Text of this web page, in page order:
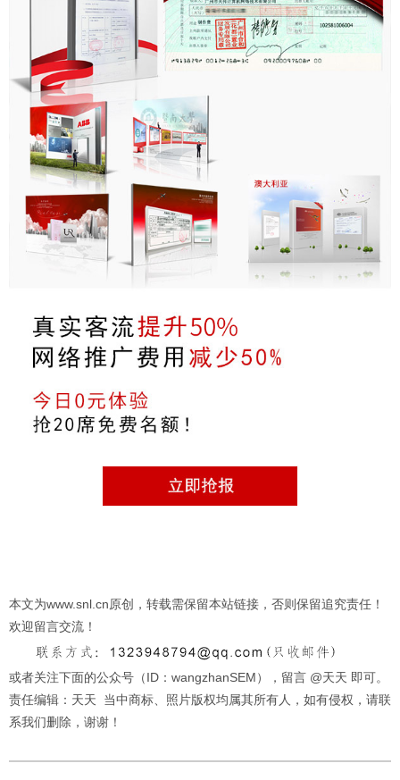
本文为www.snl.cn原创，转载需保留本站链接，否则保留追究责任！
欢迎留言交流！
或者关注下面的公众号（ID：wangzhanSEM），留言 @天天 即可。
责任编辑：天天 当中商标、照片版权均属其所有人，如有侵权，请联
系我们删除，谢谢！